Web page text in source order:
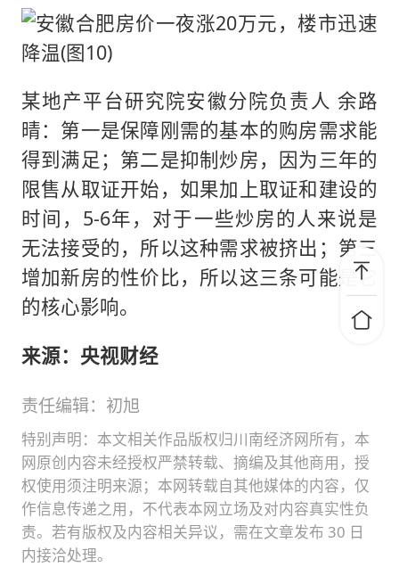
某地产平台研究院安徽分院负责人 余路
晴：第一是保障刚需的基本的购房需求能
得到满足；第二是抑制炒房，因为三年的
限售从取证开始，如果加上取证和建设的
时间，5-6年，对于一些炒房的人来说是
无法接受的，所以这种需求被挤出；第三
增加新房的性价比，所以这三条可能是它
的核心影响。
来源：央视财经
责任编辑：初旭
特别声明：本文相关作品版权归川南经济网所有，本
网原创内容未经授权严禁转载、摘编及其他商用，授
权使用须注明来源；本网转载自其他媒体的内容，仅
作信息传递之用，不代表本网立场及对内容真实性负
责。若有版权及内容相关异议，需在文章发布 30 日
内接洽处理。